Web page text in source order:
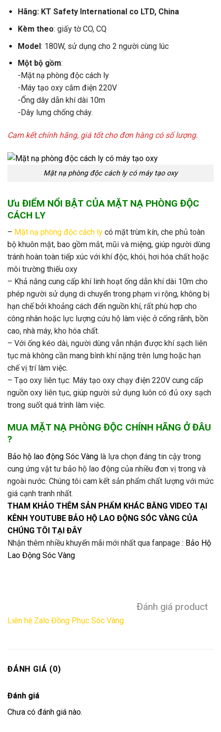
Hãng: KT Safety International co LTD, China
Kèm theo: giấy tờ CO, CQ
Model: 180W, sử dụng cho 2 người cùng lúc
Một bộ gồm:
-Mặt nạ phòng độc cách ly
-Máy tạo oxy cắm điện 220V
-Ống dây dẫn khí dài 10m
-Dây lưng chống cháy.
Cam kết chính hãng, giá tốt cho đơn hàng có số lượng.
Mặt nạ phòng độc cách ly có máy tạo oxy
Ưu ĐIỂM NỔI BẬT CỦA MẶT NẠ PHÒNG ĐỘC
CÁCH LY
– Mặt nạ phòng độc cách ly có mặt trùm kín, che phủ toàn
bộ khuôn mặt, bao gồm mắt, mũi và miệng, giúp người dùng
tránh hoàn toàn tiếp xúc với khí độc, khói, hơi hóa chất hoặc
môi trường thiếu oxy
– Khả năng cung cấp khí linh hoạt ống dẫn khí dài 10m cho
phép người sử dụng di chuyển trong phạm vi rộng, không bị
hạn chế bởi khoảng cách đến nguồn khí, rất phù hợp cho
công nhân hoặc lực lượng cứu hộ làm việc ở cống rãnh, bồn
cao, nhà máy, kho hóa chất.
– Với ống kéo dài, người dùng vẫn nhận được khí sạch liên
tục mà không cần mang bình khí nặng trên lưng hoặc hạn
chế vị trí làm việc.
– Tạo oxy liên tục: Máy tạo oxy chạy điện 220V cung cấp
nguồn oxy liên tục, giúp người sử dụng luôn có đủ oxy sạch
trong suốt quá trình làm việc.
MUA MẶT NẠ PHÒNG ĐỘC CHÍNH HÃNG Ở ĐÂU
?
Bảo hộ lao động Sóc Vàng là lựa chọn đáng tin cậy trong
cung ứng vật tư bảo hộ lao động của nhiều đơn vị trong và
ngoài nước. Chúng tôi cam kết sản phẩm chất lượng với mức
giá cạnh tranh nhất.
THAM KHẢO THÊM SẢN PHẨM KHÁC BẰNG VIDEO TẠI
KÊNH YOUTUBE BẢO HỘ LAO ĐỘNG SÓC VÀNG CỦA
CHÚNG TÔI TẠI ĐÂY
Nhận thêm nhiều khuyến mãi mới nhất qua fanpage : Bảo Hộ
Lao Động Sóc Vàng
Đánh giá product
Liên hệ Zalo Đồng Phục Sóc Vàng
ĐÁNH GIÁ (0)
Đánh giá
Chưa có đánh giá nào.